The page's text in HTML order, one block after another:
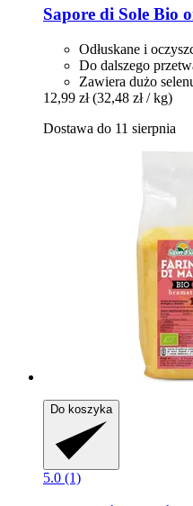
Sapore di Sole Bio
Odłuskane i
Do dalszego
Zawiera dużo
12,99 zł (32,48 zł / kg)
Dostawa do 11 sierpnia
Do koszyka
5.0 (1)